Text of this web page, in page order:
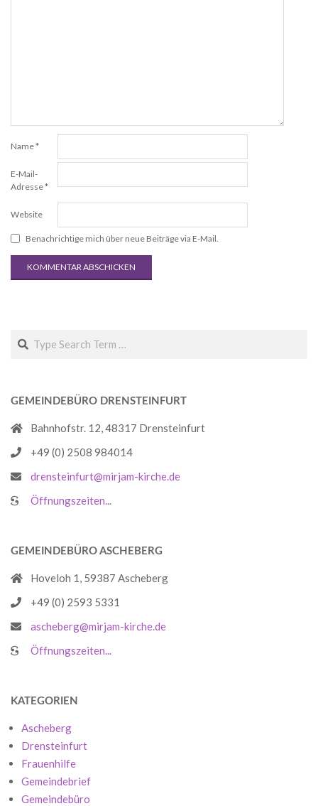
Name*
E-Mail-
Adresse*
Website
Benachrichtige mich über neue Beiträge via E-Mail.
GEMEINDEBÜRO DRENSTEINFURT
Bahnhofstr. 12, 48317 Drensteinfurt
+49 (0) 2508 984014
drensteinfurt@mirjam-kirche.de
Öffnungszeiten...
GEMEINDEBÜRO ASCHEBERG
Hoveloh 1, 59387 Ascheberg
+49 (0) 2593 5331
ascheberg@mirjam-kirche.de
Öffnungszeiten...
KATEGORIEN
Ascheberg
Drensteinfurt
Frauenhilfe
Gemeindebrief
Gemeindebüro